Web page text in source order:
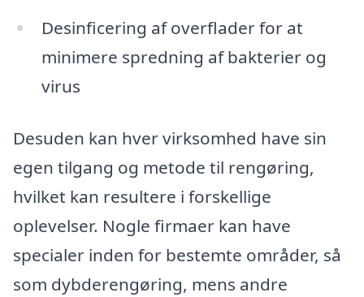
Desinficering af overflader for at
minimere spredning af bakterier og
virus
Desuden kan hver virksomhed have sin
egen tilgang og metode til rengøring,
hvilket kan resultere i forskellige
oplevelser. Nogle firmaer kan have
specialer inden for bestemte områder, så
som dybderengøring, mens andre